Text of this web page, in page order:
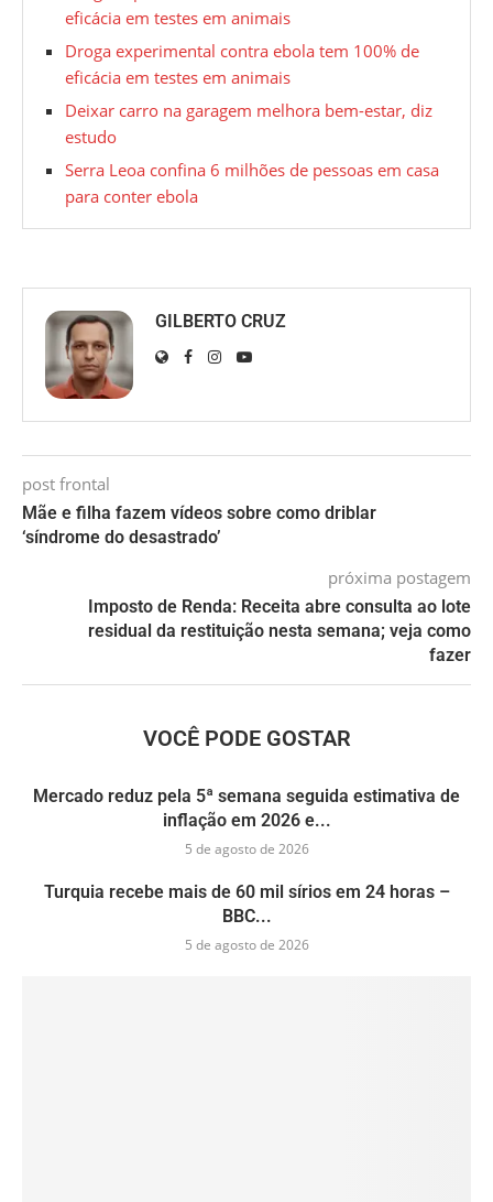
eficácia em testes em animais
Droga experimental contra ebola tem 100% de
eficácia em testes em animais
Deixar carro na garagem melhora bem-estar, diz
estudo
Serra Leoa confina 6 milhões de pessoas em casa
para conter ebola
GILBERTO CRUZ
post frontal
Mãe e filha fazem vídeos sobre como driblar
‘síndrome do desastrado’
próxima postagem
Imposto de Renda: Receita abre consulta ao lote
residual da restituição nesta semana; veja como
fazer
VOCÊ PODE GOSTAR
Mercado reduz pela 5ª semana seguida estimativa de
inflação em 2026 e...
5 de agosto de 2026
Turquia recebe mais de 60 mil sírios em 24 horas –
BBC...
5 de agosto de 2026